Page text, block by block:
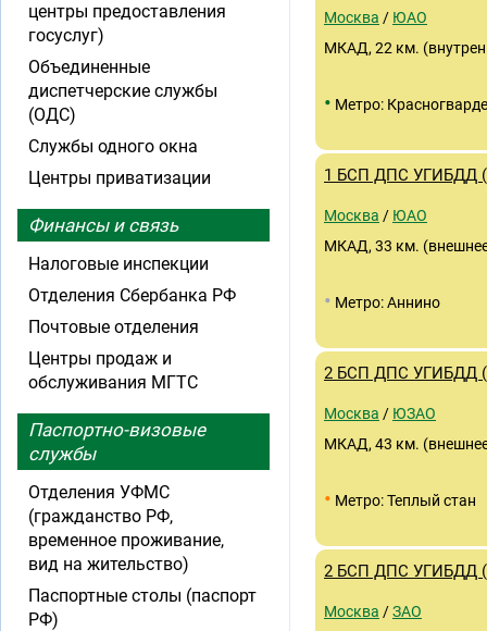
Москва / ЮАО
МКАД, 22 км.
• Метро:
1 БСП ДПС УГИБДД
Москва / ЮАО
МКАД, 33 км.
• Метро: Аннино
2 БСП ДПС УГИБДД
Москва / ЮЗАО
МКАД, 43 км.
• Метро: Теплый стан
2 БСП ДПС УГИБДД
Москва /ЗАО
центры предоставления
госуслуг)
Объединенные
диспетчерские службы
(ОДС)
Службы одного окна
Центры приватизации
Финансы и связь
Налоговые инспекции
Отделения Сбербанка РФ
Почтовые отделения
Центры продаж и
обслуживания МГТС
Паспортно-визовые
службы
Отделения УФМС
(гражданство РФ,
временное проживание,
вид на жительство)
Паспортные столы (паспорт
РФ)